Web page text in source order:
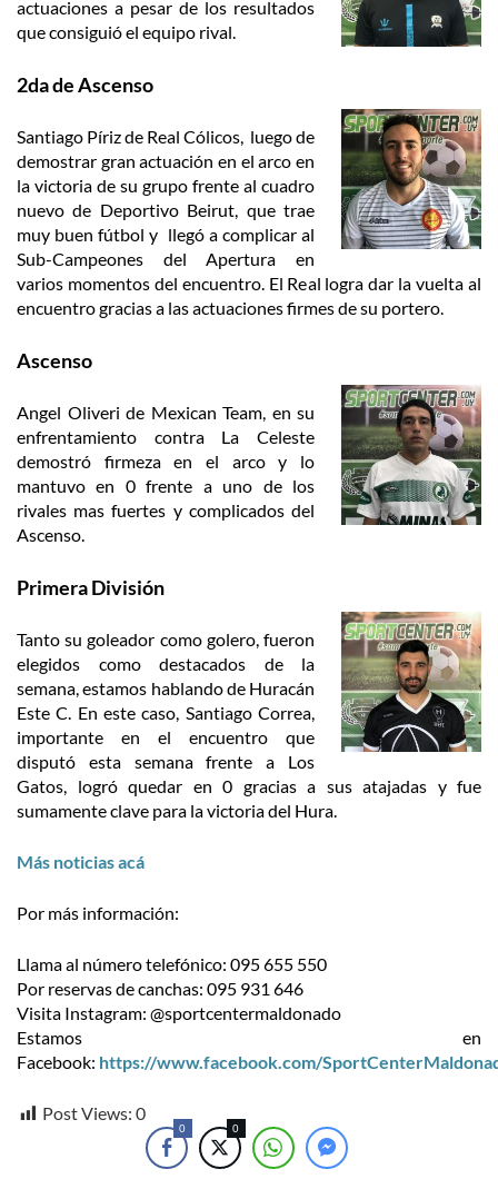
actuaciones a pesar de los resultados
que consiguió el equipo rival.
2da de Ascenso
Santiago Píriz de Real Cólicos, luego de
demostrar gran actuación en el arco en
la victoria de su grupo frente al cuadro
nuevo de Deportivo Beirut, que trae
muy buen fútbol y llegó a complicar al
Sub-Campeones del Apertura en
varios momentos del encuentro. El Real logra dar la vuelta al
encuentro gracias a las actuaciones firmes de su portero.
Ascenso
Angel Oliveri de Mexican Team, en su
enfrentamiento contra La Celeste
demostró firmeza en el arco y lo
mantuvo en 0 frente a uno de los
rivales mas fuertes y complicados del
Ascenso.
Primera División
Tanto su goleador como golero, fueron
elegidos como destacados de la
semana, estamos hablando de Huracán
Este C. En este caso, Santiago Correa,
importante en el encuentro que
disputó esta semana frente a Los
Gatos, logró quedar en 0 gracias a sus atajadas y fue
sumamente clave para la victoria del Hura.
Más noticias acá
Por más información:
Llama al número telefónico: 095 655 550
Por reservas de canchas: 095 931 646
Visita Instagram: @sportcentermaldonado
Estamos en
Facebook: https://www.facebook.com/
Post Views: 0
0 0